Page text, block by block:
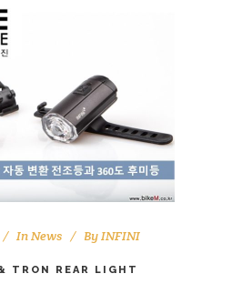
InNews ByINFINI
TRON REAR LIGHT